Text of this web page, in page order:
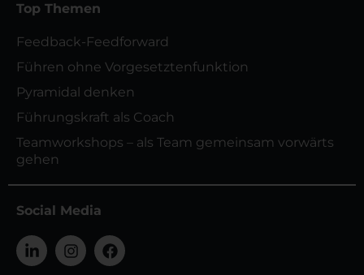
Top Themen
Feedback-Feedforward
Führen ohne Vorgesetztenfunktion
Pyramidal denken
Führungskraft als Coach
Teamworkshops – als Team gemeinsam vorwärts
gehen
Social Media